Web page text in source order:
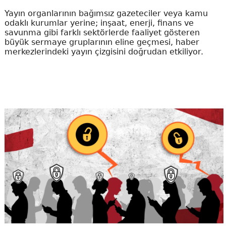
Yayın organlarının bağımsız gazeteciler veya kamu
odaklı kurumlar yerine; inşaat, enerji, finans ve
savunma gibi farklı sektörlerde faaliyet gösteren
büyük sermaye gruplarının eline geçmesi, haber
merkezlerindeki yayın çizgisini doğrudan etkiliyor.